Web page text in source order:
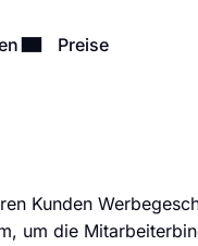
Preise
Kunden
um die